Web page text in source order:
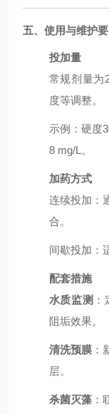
五、使用与维护
投加量
常规剂量为
度等调整。
示例 ：硬度
8 mg/L。
加药方式
连续投加：
合。
间歇投加：
配套措施
水质监测
阻垢效果。
清洗预膜 ：
层。
杀菌灭藻 ：